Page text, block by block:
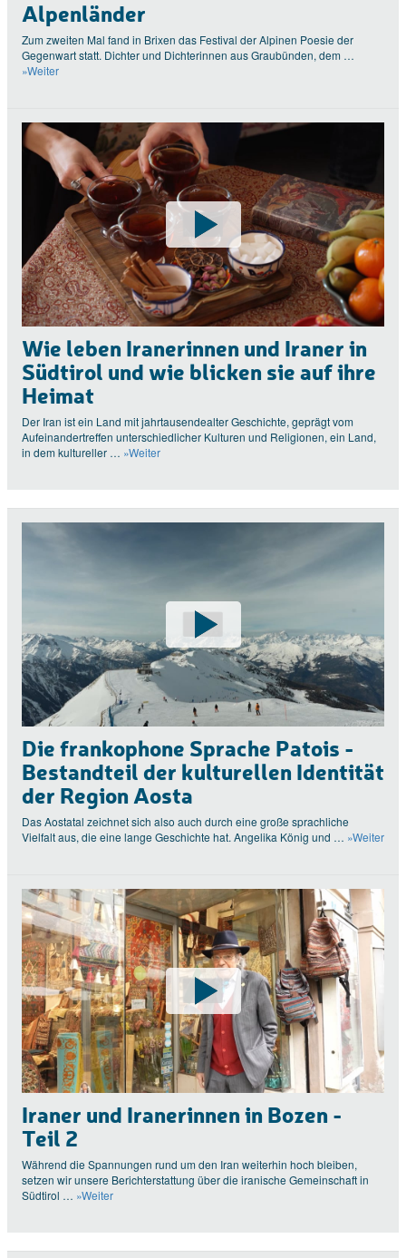
Alpenländer
Zum zweiten Mal fand in Brixen das Festival der Alpinen Poesie der
Gegenwart statt. Dichter und Dichterinnen aus Graubünden, dem …
»Weiter
Wie leben Iranerinnen und Iraner in
Südtirol und wie blicken sie auf ihre
Heimat
Der Iran ist ein Land mit jahrtausendealter Geschichte, geprägt vom
Aufeinandertreffen unterschiedlicher Kulturen und Religionen, ein Land,
in dem kultureller … »Weiter
Die frankophone Sprache Patois -
Bestandteil der kulturellen Identität
der Region Aosta
Das Aostatal zeichnet sich also auch durch eine große sprachliche
Vielfalt aus, die eine lange Geschichte hat. Angelika König und … »Weiter
Iraner und Iranerinnen in Bozen -
Teil 2
Während die Spannungen rund um den Iran weiterhin hoch bleiben,
setzen wir unsere Berichterstattung über die iranische Gemeinschaft in
Südtirol … »Weiter